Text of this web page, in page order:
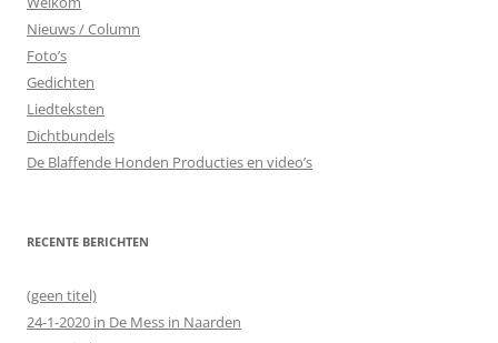
e
n
n
a
a
r
Nieuws / Column
Foto’s
Gedichten
Liedteksten
Dichtbundels
De Blaffende Honden Producties en video’s
RECENTE BERICHTEN
(geen titel)
24-1-2020 in De Mess in Naarden